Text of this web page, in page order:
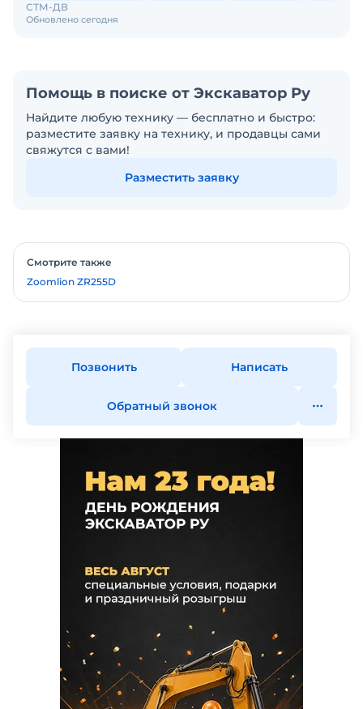
Обновлено сегодня
СТМ-ДВ
Помощь в поиске от Экскаватор Ру
Найдите любую технику — бесплатно и быстро:
разместите заявку на технику, и продавцы сами
свяжутся с вами!
Разместить заявку
Смотрите также
Zoomlion ZR255D
Позвонить Написать
Обратный звонок